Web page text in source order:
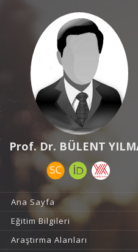
Prof. Dr. BÜLENT
Ana Sayfa
Eğitim Bilgileri
Araştırma Alanları